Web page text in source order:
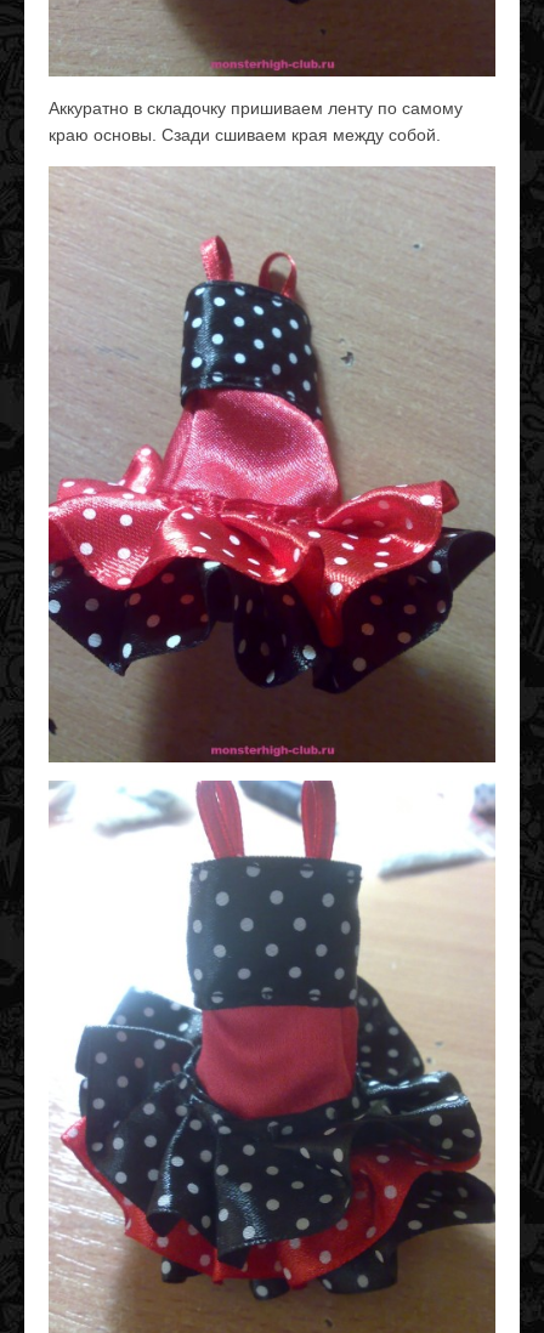
Аккуратно в складочку пришиваем ленту по самому
краю основы. Сзади сшиваем края между собой.